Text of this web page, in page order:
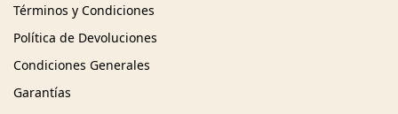
Términos y Condiciones
Política de Devoluciones
Condiciones Generales
Garantías